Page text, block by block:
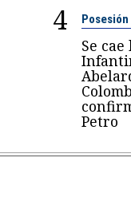
4
Se
Petro